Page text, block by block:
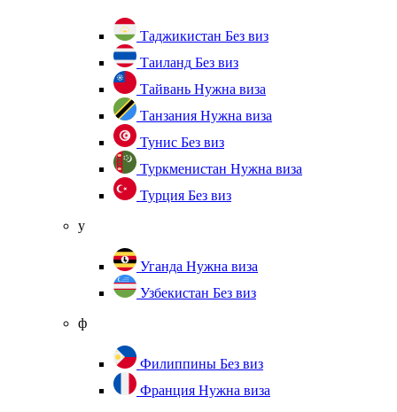
Таджикистан Без виз
Таиланд Без виз
Тайвань Нужна виза
Танзания Нужна виза
Тунис Без виз
Туркменистан Нужна виза
Турция Без виз
у
Уганда Нужна виза
Узбекистан Без виз
ф
Филиппины Без виз
Франция Нужна виза